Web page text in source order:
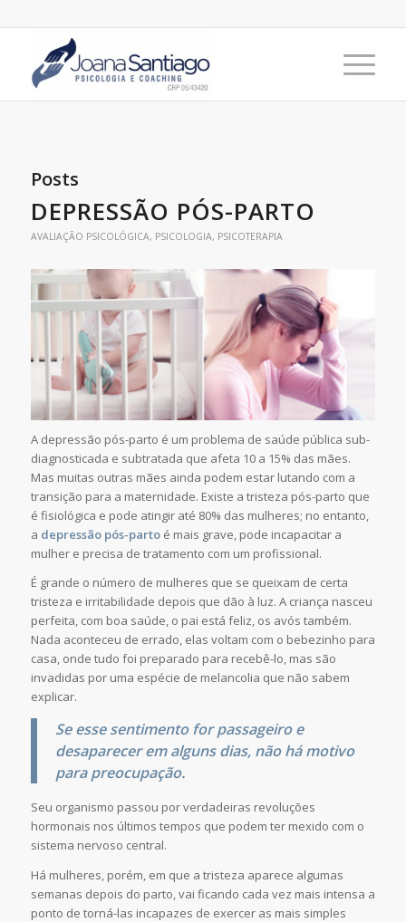
Posts
DEPRESSÃO PÓS-PARTO
AVALIAÇÃO PSICOLÓGICA, PSICOLOGIA, PSICOTERAPIA
A depressão pós-parto é um problema de saúde pública sub-
diagnosticada e subtratada que afeta 10 a 15% das mães.
Mas muitas outras mães ainda podem estar lutando com a
transição para a maternidade. Existe a tristeza pós-parto que
é fisiológica e pode atingir até 80% das mulheres; no entanto,
a depressão pós-partoé mais grave, pode incapacitar a
mulher e precisa de tratamento com um profissional.
É grande o número de mulheres que se queixam de certa
tristeza e irritabilidade depois que dão à luz. A criança nasceu
perfeita, com boa saúde, o pai está feliz, os avós também.
Nada aconteceu de errado, elas voltam com o bebezinho para
casa, onde tudo foi preparado para recebê-lo, mas são
invadidas por uma espécie de melancolia que não sabem
explicar.
Se esse sentimento for passageiro e
desaparecer em alguns dias, não há motivo
para preocupação.
Seu organismo passou por verdadeiras revoluções
hormonais nos últimos tempos que podem ter mexido com o
sistema nervoso central.
Há mulheres, porém, em que a tristeza aparece algumas
semanas depois do parto, vai ficando cada vez mais intensa a
ponto de torná-las incapazes de exercer as mais simples